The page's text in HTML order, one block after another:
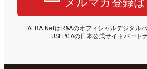
ALBA NetはR&Aのオフィシャルデジタル
USLPGAの日本公式サイトパート